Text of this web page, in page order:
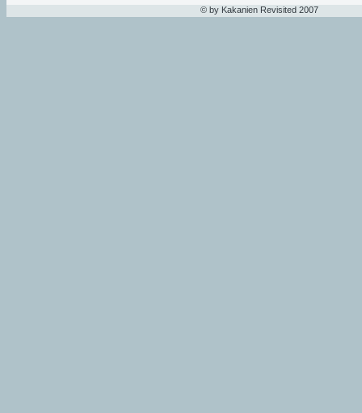
© by Kakanien Revisited 2007